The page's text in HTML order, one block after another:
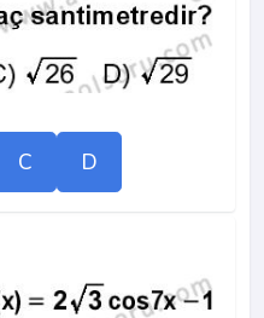
C D